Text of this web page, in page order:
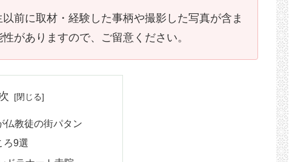
前に取材・経験した事柄や撮影した写真が含ま
がありますので、ご留意ください。
仏教徒の街パタン
ろ9選